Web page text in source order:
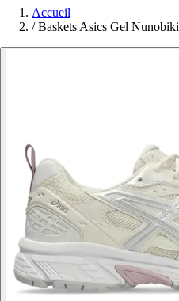
Accueil
/ Baskets Asics Gel Nunobiki